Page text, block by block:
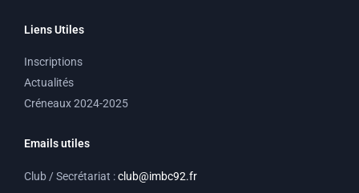
Liens Utiles
Inscriptions
Actualités
Créneaux 2024-2025
Emails utiles
Club / Secrétariat :club@imbc92.fr